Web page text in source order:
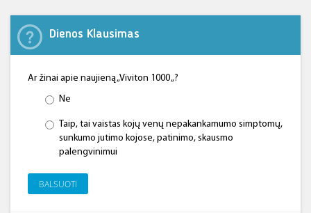
Dienos Klausimas
Ar žinai apie naujieną „Viviton 1000 „?
Ne
Taip, tai vaistas kojų venų nepakankamumo simptomų,
sunkumo jutimo kojose, patinimo, skausmo
palengvinimui
BALSUOTI